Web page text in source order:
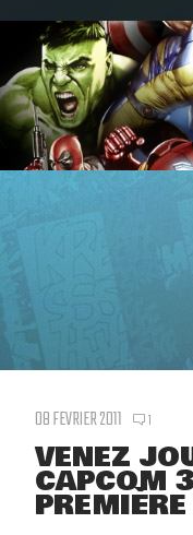
08 FEVRIER 2011 1
VENEZ
CAPCOM